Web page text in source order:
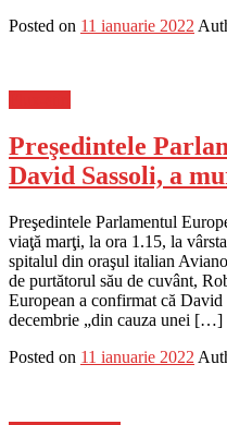
Posted on 11 ianuarie 2022
Preşedintele
David Sassoli, a
Preşedintele Parlamentul
viaţă marţi, la ora 1.15, la
spitalul din oraşul italian
de purtătorul său de cuvânt,
European a confirmat că
decembrie „din cauza unei […]
Posted on 11 ianuarie 2022